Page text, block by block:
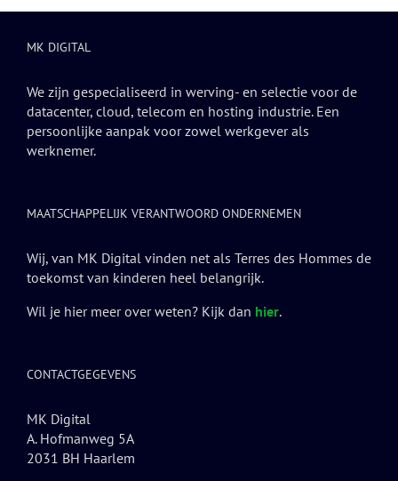
MK DIGITAL
We zijn gespecialiseerd in werving- en selectie voor de
datacenter, cloud, telecom en hosting industrie. Een
persoonlijke aanpak voor zowel werkgever als
werknemer.
MAATSCHAPPELIJK VERANTWOORD ONDERNEMEN
Wij, van MK Digital vinden net als Terres des Hommes de
toekomst van kinderen heel belangrijk.
Wil je hier meer over weten? Kijk dan hier.
CONTACTGEGEVENS
MK Digital
A. Hofmanweg 5A
2031 BH Haarlem